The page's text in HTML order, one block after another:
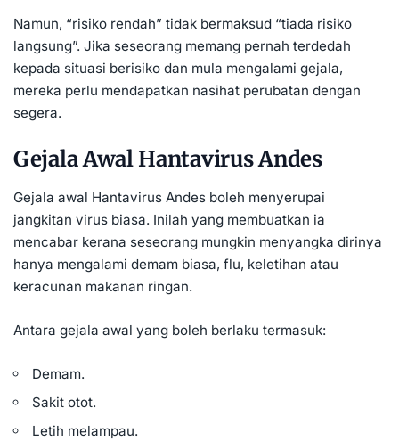
Namun, “risiko rendah” tidak bermaksud “tiada risiko
langsung”. Jika seseorang memang pernah terdedah
kepada situasi berisiko dan mula mengalami gejala,
mereka perlu mendapatkan nasihat perubatan dengan
segera.
Gejala Awal Hantavirus Andes
Gejala awal Hantavirus Andes boleh menyerupai
jangkitan virus biasa. Inilah yang membuatkan ia
mencabar kerana seseorang mungkin menyangka dirinya
hanya mengalami demam biasa, flu, keletihan atau
keracunan makanan ringan.
Antara gejala awal yang boleh berlaku termasuk:
Demam.
Sakit otot.
Letih melampau.